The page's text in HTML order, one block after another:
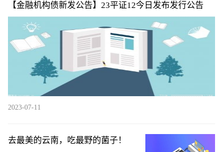
【金融机构债新发公告】23平证12今日发布发行公告
2023-07-11
去最美的云南，吃最野的菌子！